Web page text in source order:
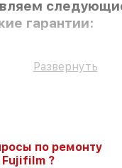
гарантии:
фирменные
проходят
и ежегодную
их уровень
Развернуть
по ремонту
Fujifilm ?